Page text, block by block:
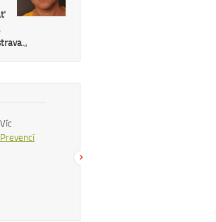
„
Prevencí
čemuž se po pikantním jídle můžeme
cítit šťastnější a spokojenější. Více se